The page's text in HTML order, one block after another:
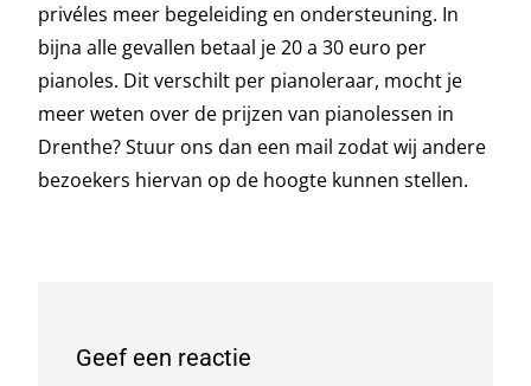
privéles meer begeleiding en ondersteuning. In
bijna alle gevallen betaal je 20 a 30 euro per
pianoles. Dit verschilt per pianoleraar, mocht je
meer weten over de prijzen van pianolessen in
Drenthe? Stuur ons dan een mail zodat wij andere
bezoekers hiervan op de hoogte kunnen stellen.
Geef een reactie